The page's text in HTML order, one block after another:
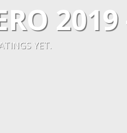
2019
YET.